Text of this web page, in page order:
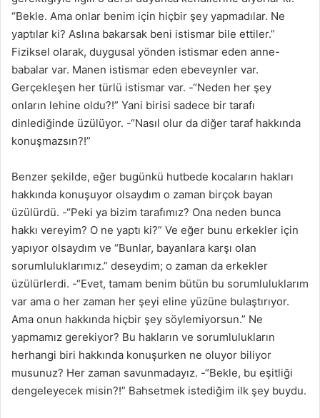
“Bekle. Ama onlar benim için hiçbir şey yapmadılar. Ne
yaptılar ki? Aslına bakarsak beni istismar bile ettiler.”
Fiziksel olarak, duygusal yönden istismar eden anne-
babalar var. Manen istismar eden ebeveynler var.
Gerçekleşen her türlü istismar var. -“Neden her şey
onların lehine oldu?!” Yani birisi sadece bir tarafı
dinlediğinde üzülüyor. -“Nasıl olur da diğer taraf hakkında
konuşmazsın?!”
Benzer şekilde, eğer bugünkü hutbede kocaların hakları
hakkında konuşuyor olsaydım o zaman birçok bayan
üzülürdü. -“Peki ya bizim tarafımız? Ona neden bunca
hakkı vereyim? O ne yaptı ki?” Ve eğer bunu erkekler için
yapıyor olsaydım ve “Bunlar, bayanlara karşı olan
sorumluluklarımız.” deseydim; o zaman da erkekler
üzülürlerdi. -“Evet, tamam benim bütün bu sorumluluklarım
var ama o her zaman her şeyi eline yüzüne bulaştırıyor.
Ama onun hakkında hiçbir şey söylemiyorsun.” Ne
yapmamız gerekiyor? Bu hakların ve sorumlulukların
herhangi biri hakkında konuşurken ne oluyor biliyor
musunuz? Her zaman savunmadayız. -“Bekle, bu eşitliği
dengeleyecek misin?!” Bahsetmek istediğim ilk şey buydu.